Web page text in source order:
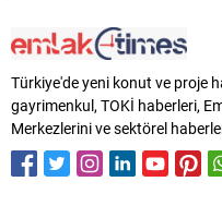
Türkiye'de yeni konut ve proje
gayrimenkul, TOKİ haberleri,
Merkezlerini ve sektörel